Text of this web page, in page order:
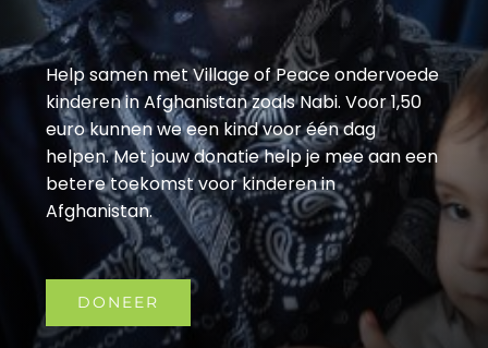
Help samen met Village of Peace ondervoede
kinderen in Afghanistan zoals Nabi. Voor 1,50
euro kunnen we een kind voor één dag
helpen. Met jouw donatie help je mee aan een
betere toekomst voor kinderen in
Afghanistan.
DONEER